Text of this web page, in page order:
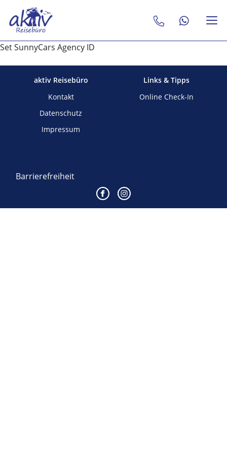
Set SunnyCars Agency ID
aktiv Reisebüro
Kontakt
Datenschutz
Impressum
Links & Tipps
Online Check-In
Barrierefreiheit